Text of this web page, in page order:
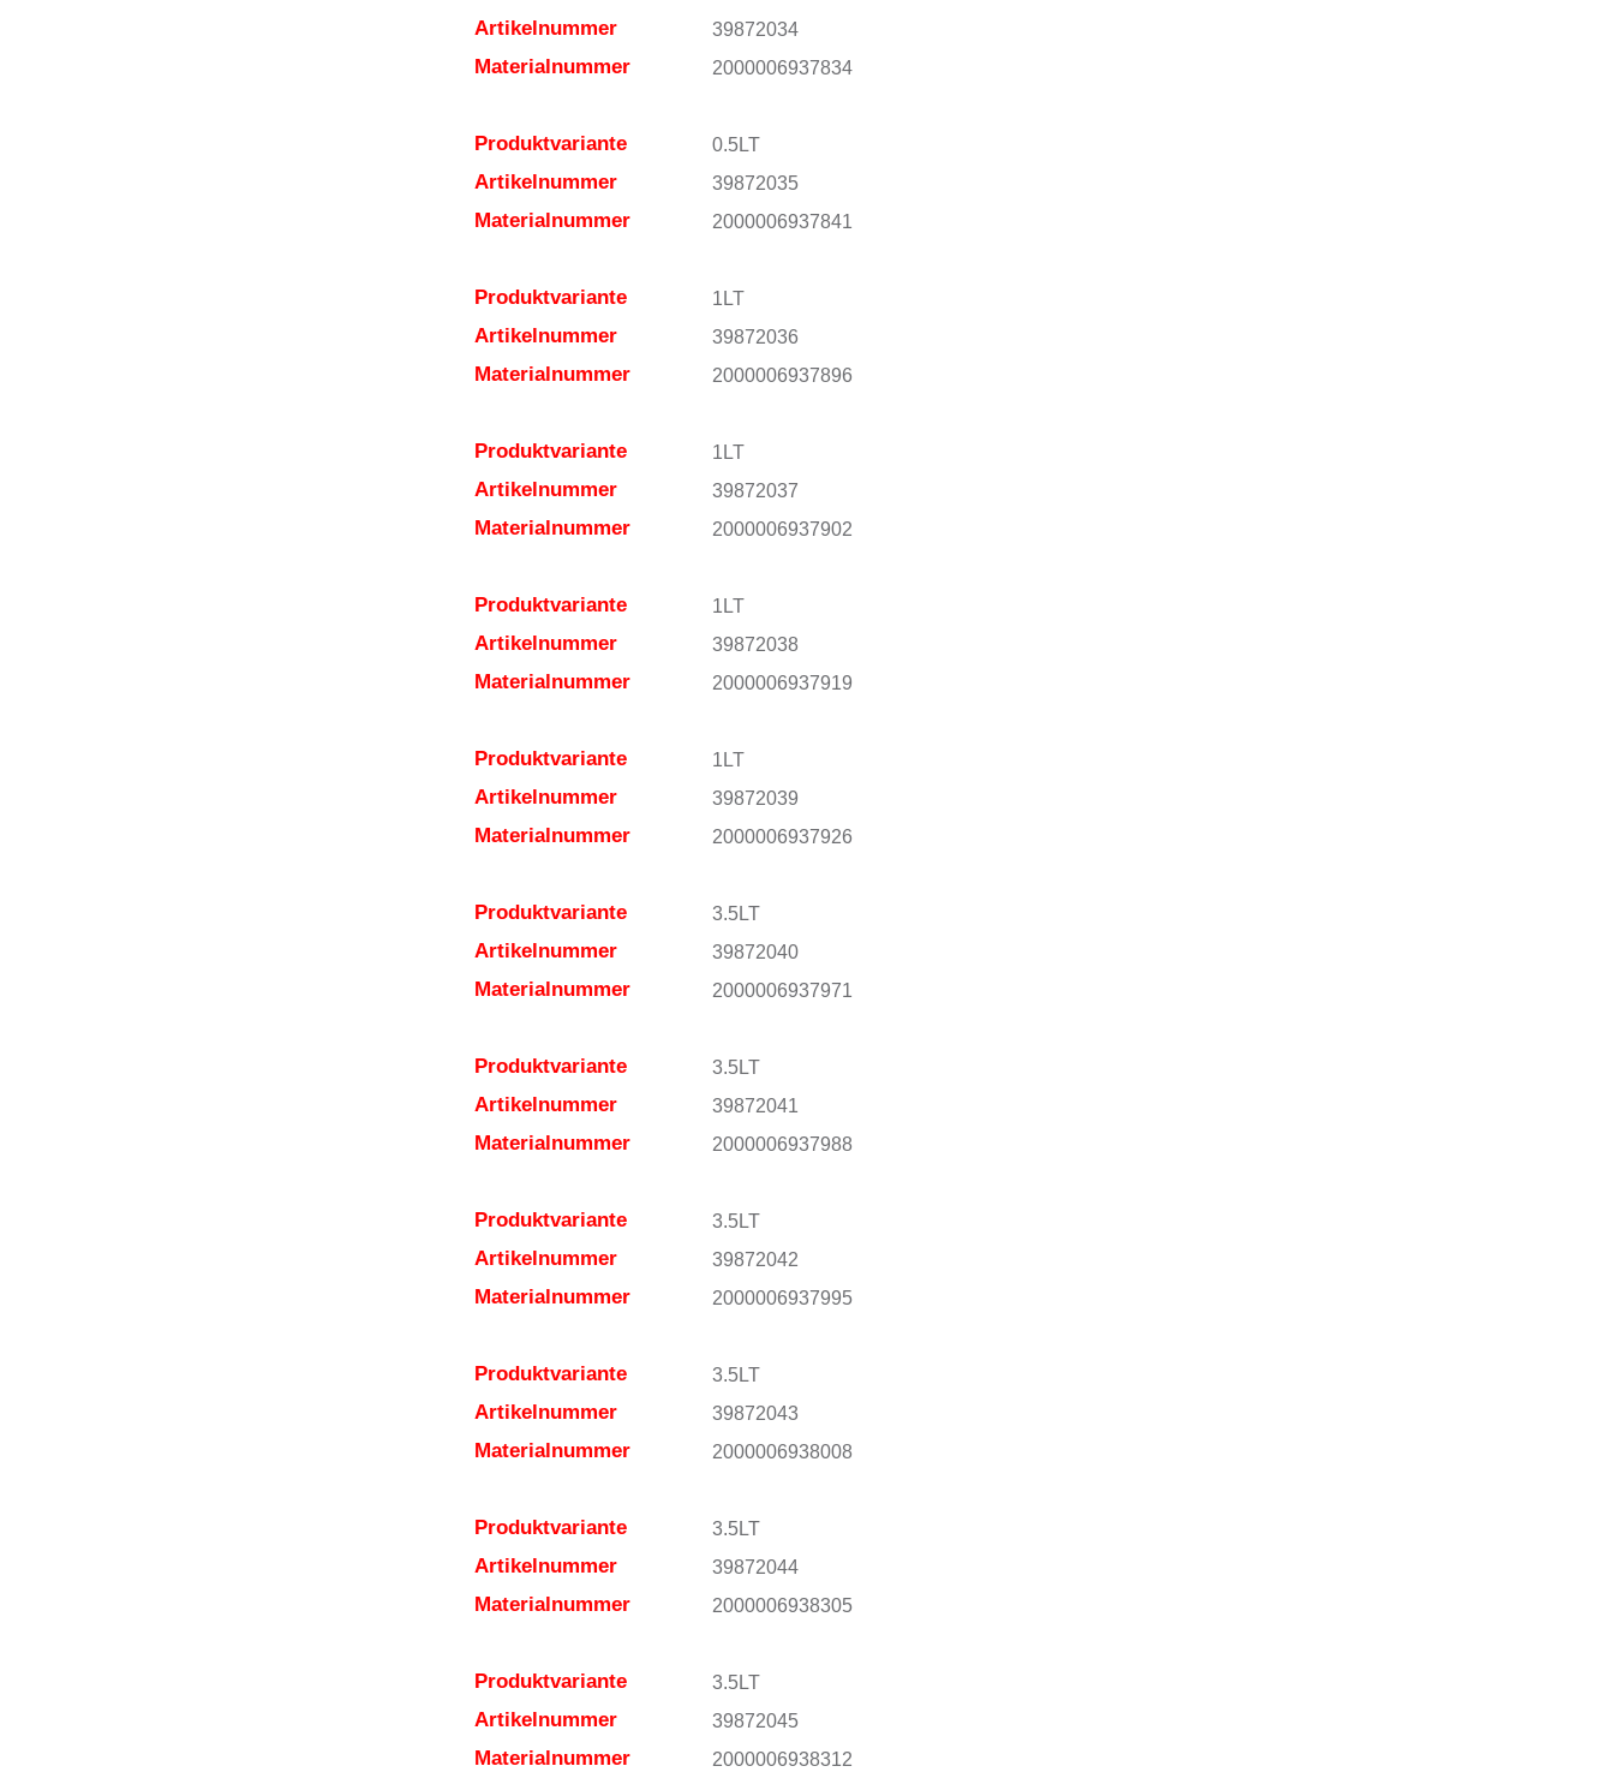
Artikelnummer 39872034
Materialnummer 2000006937834
Produktvariante 0.5LT
Artikelnummer 39872035
Materialnummer 2000006937841
Produktvariante 1LT
Artikelnummer 39872036
Materialnummer 2000006937896
Produktvariante 1LT
Artikelnummer 39872037
Materialnummer 2000006937902
Produktvariante 1LT
Artikelnummer 39872038
Materialnummer 2000006937919
Produktvariante 1LT
Artikelnummer 39872039
Materialnummer 2000006937926
Produktvariante 3.5LT
Artikelnummer 39872040
Materialnummer 2000006937971
Produktvariante 3.5LT
Artikelnummer 39872041
Materialnummer 2000006937988
Produktvariante 3.5LT
Artikelnummer 39872042
Materialnummer 2000006937995
Produktvariante 3.5LT
Artikelnummer 39872043
Materialnummer 2000006938008
Produktvariante 3.5LT
Artikelnummer 39872044
Materialnummer 2000006938305
Produktvariante 3.5LT
Artikelnummer 39872045
Materialnummer 2000006938312